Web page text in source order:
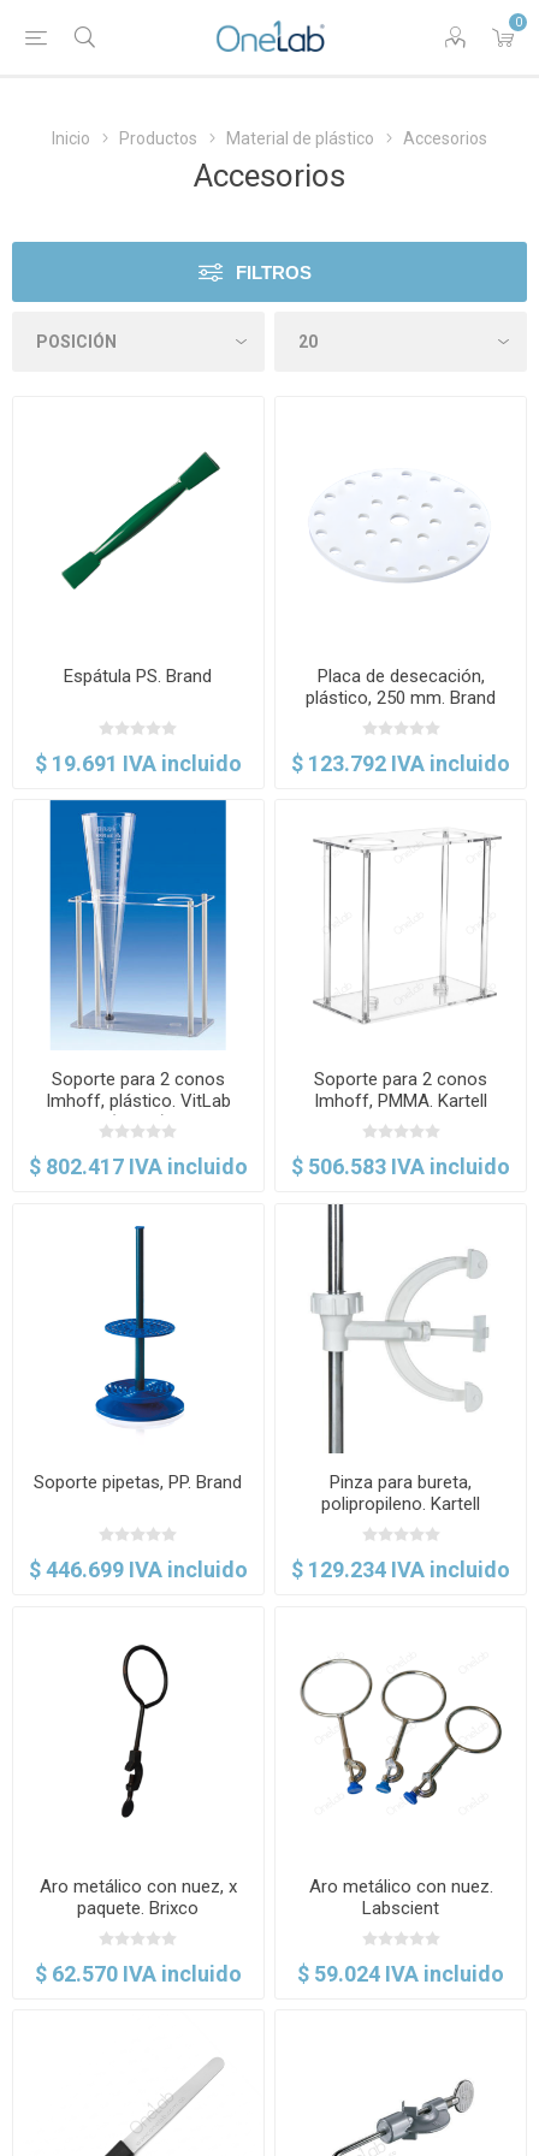
0
Inicio Productos Material de plástico Accesorios
Accesorios
FILTROS
Espátula PS. Brand
$ 19.691 IVA incluido
Placa de desecación,
plástico, 250 mm. Brand
$ 123.792 IVA incluido
Soporte para 2 conos
Imhoff, plástico. VitLab
(Brand)
$ 802.417 IVA incluido
Soporte para 2 conos
Imhoff, PMMA. Kartell
$ 506.583 IVA incluido
Soporte pipetas, PP. Brand
$ 446.699 IVA incluido
Pinza para bureta,
polipropileno. Kartell
$ 129.234 IVA incluido
Aro metálico con nuez, x
paquete. Brixco
$ 62.570 IVA incluido
Aro metálico con nuez.
Labscient
$ 59.024 IVA incluido